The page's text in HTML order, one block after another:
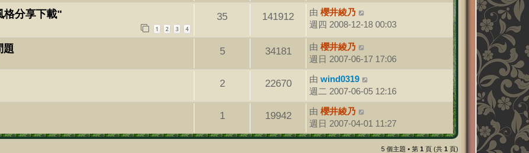
格分享下載"
1 2 3 4
35 141912 由 櫻井綾乃
週四 2008-12-18 00:03
題 5 34181 由 櫻井綾乃
週日 2007-06-17 17:06
2 22670 由 wind0319
週二 2007-06-05 12:16
1 19942 由 櫻井綾乃
週日 2007-04-01 11:27
5 個主題 • 第 1 頁 (共 1 頁)